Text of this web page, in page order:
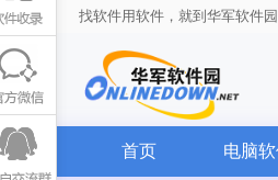
找软件用软件，就到华军软件园
首页 电脑